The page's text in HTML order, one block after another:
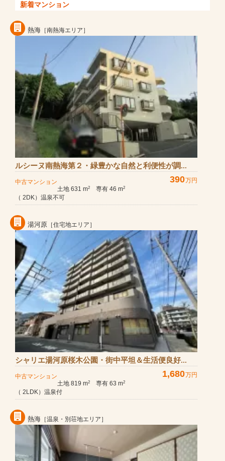
新着マンション
熱海 ［南熱海エリア］
ルシーヌ南熱海第２・緑豊かな自然と利便性が調...
中古マンション 390万円
土地 631 m2 専有 46 m2
（ 2DK）温泉不可
湯河原 ［住宅地エリア］
シャリエ湯河原桜木公園・街中平坦＆生活便良好...
中古マンション 1,680万円
土地 819 m2 専有 63 m2
（ 2LDK）温泉付
熱海 ［温泉・別荘地エリア］